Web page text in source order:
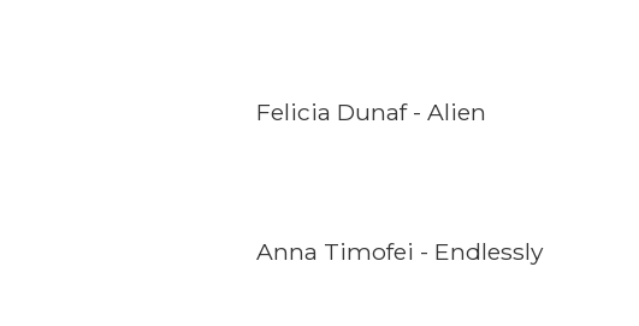
Felicia Dunaf - Alien
Anna Timofei - Endlessly